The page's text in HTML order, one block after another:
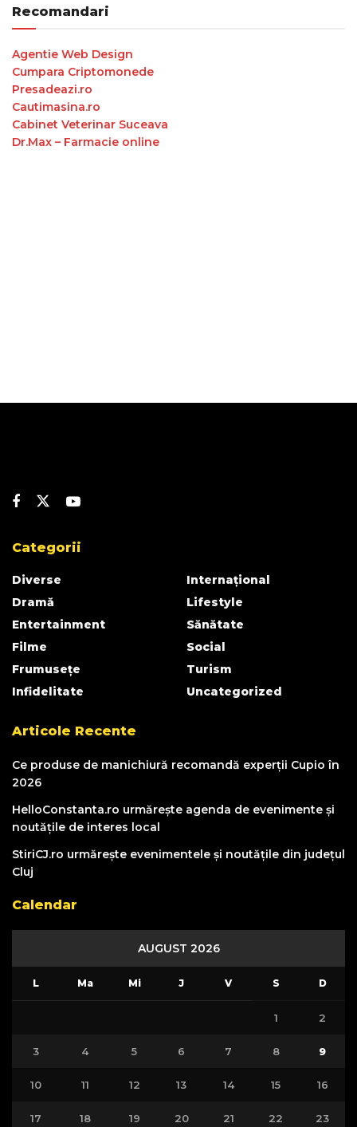
Recomandari
Agentie Web Design
Cumpara Criptomonede
Presadeazi.ro
Cautimasina.ro
Cabinet Veterinar Suceava
Dr.Max – Farmacie online
Categorii
Diverse
Dramă
Entertainment
Filme
Frumusețe
Infidelitate
Internațional
Lifestyle
Sănătate
Social
Turism
Uncategorized
Articole Recente
Ce produse de manichiură recomandă experții Cupio în
2026
HelloConstanta.ro urmărește agenda de evenimente și
noutățile de interes local
StiriCJ.ro urmărește evenimentele și noutățile din județul
Cluj
Calendar
AUGUST 2026
L Ma Mi J V S D
1 2
3 4 5 6 7 8 9
10 11 12 13 14 15 16
17 18 19 20 21 22 23